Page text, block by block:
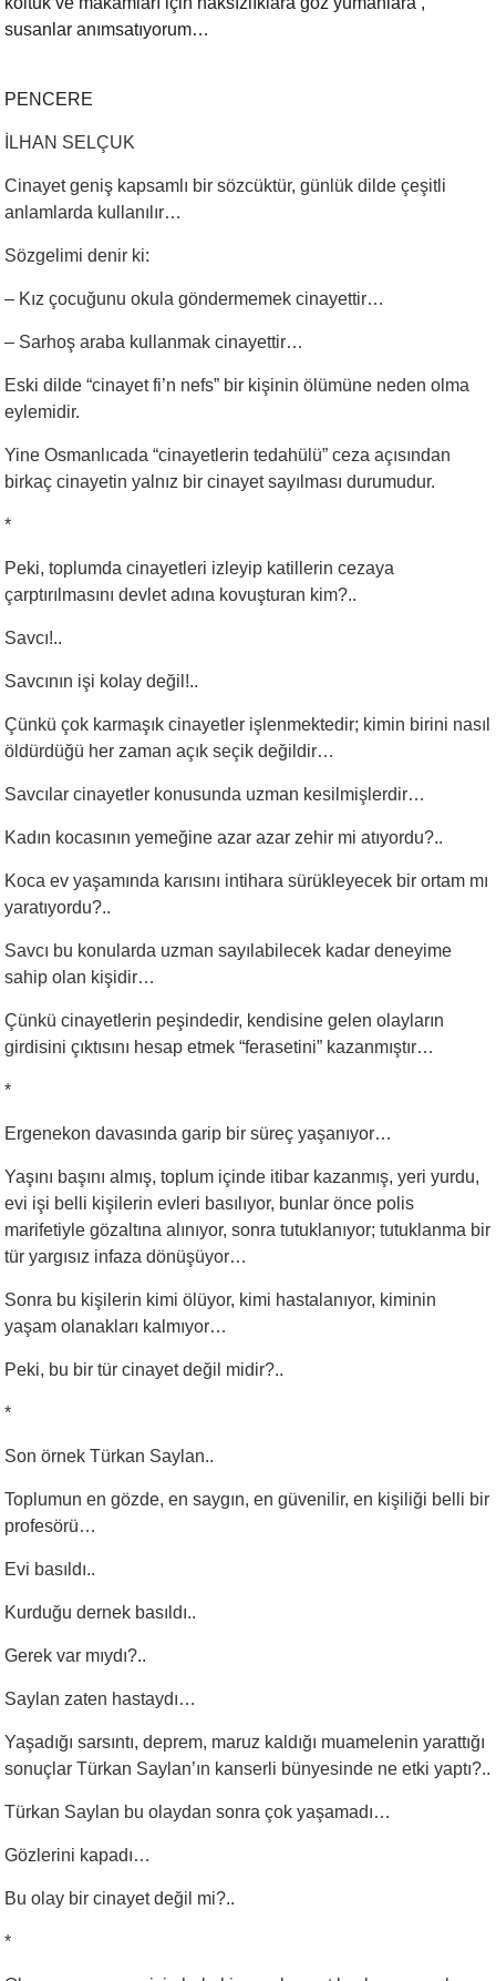
susanlar anımsatıyorum…
PENCERE
İLHAN SELÇUK
Cinayet geniş kapsamlı bir sözcüktür, günlük dilde çeşitli
anlamlarda kullanılır…
Sözgelimi denir ki:
– Kız çocuğunu okula göndermemek cinayettir…
– Sarhoş araba kullanmak cinayettir…
Eski dilde “cinayet fi’n nefs” bir kişinin ölümüne neden olma
eylemidir.
Yine Osmanlıcada “cinayetlerin tedahülü” ceza açısından
birkaç cinayetin yalnız bir cinayet sayılması durumudur.
*
Peki, toplumda cinayetleri izleyip katillerin cezaya
çarptırılmasını devlet adına kovuşturan kim?..
Savcı!..
Savcının işi kolay değil!..
Çünkü çok karmaşık cinayetler işlenmektedir; kimin birini nasıl
öldürdüğü her zaman açık seçik değildir…
Savcılar cinayetler konusunda uzman kesilmişlerdir…
Kadın kocasının yemeğine azar azar zehir mi atıyordu?..
Koca ev yaşamında karısını intihara sürükleyecek bir ortam mı
yaratıyordu?..
Savcı bu konularda uzman sayılabilecek kadar deneyime
sahip olan kişidir…
Çünkü cinayetlerin peşindedir, kendisine gelen olayların
girdisini çıktısını hesap etmek “ferasetini” kazanmıştır…
*
Ergenekon davasında garip bir süreç yaşanıyor…
Yaşını başını almış, toplum içinde itibar kazanmış, yeri yurdu,
evi işi belli kişilerin evleri basılıyor, bunlar önce polis
marifetiyle gözaltına alınıyor, sonra tutuklanıyor; tutuklanma bir
tür yargısız infaza dönüşüyor…
Sonra bu kişilerin kimi ölüyor, kimi hastalanıyor, kiminin
yaşam olanakları kalmıyor…
Peki, bu bir tür cinayet değil midir?..
*
Son örnek Türkan Saylan..
Toplumun en gözde, en saygın, en güvenilir, en kişiliği belli bir
profesörü…
Evi basıldı..
Kurduğu dernek basıldı..
Gerek var mıydı?..
Saylan zaten hastaydı…
Yaşadığı sarsıntı, deprem, maruz kaldığı muamelenin yarattığı
sonuçlar Türkan Saylan’ın kanserli bünyesinde ne etki yaptı?..
Türkan Saylan bu olaydan sonra çok yaşamadı…
Gözlerini kapadı…
Bu olay bir cinayet değil mi?..
*